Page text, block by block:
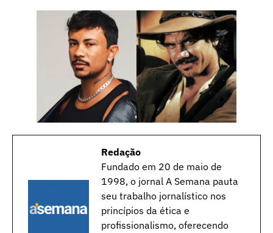
Redação
Fundado em 20 de maio de
1998, o jornal A Semana pauta
seu trabalho jornalístico nos
princípios da ética e
profissionalismo, oferecendo